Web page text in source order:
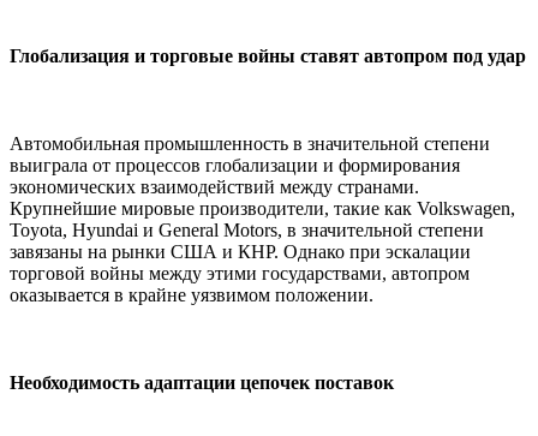
Глобализация и торговые войны ставят автопром под удар
Автомобильная промышленность в значительной степени
выиграла от процессов глобализации и формирования
экономических взаимодействий между странами.
Крупнейшие мировые производители, такие как Volkswagen,
Toyota, Hyundai и General Motors, в значительной степени
завязаны на рынки США и КНР. Однако при эскалации
торговой войны между этими государствами, автопром
оказывается в крайне уязвимом положении.
Необходимость адаптации цепочек поставок